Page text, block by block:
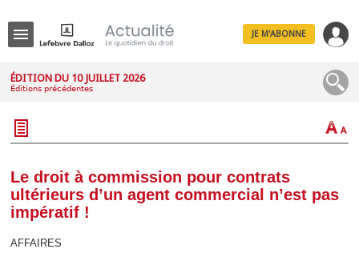
JE M'ABONNE
ÉDITION DU 10 JUILLET 2026
Éditions précédentes
Le droit à commission pour contrats
ultérieurs d’un agent commercial n’est pas
impératif !
AFFAIRES